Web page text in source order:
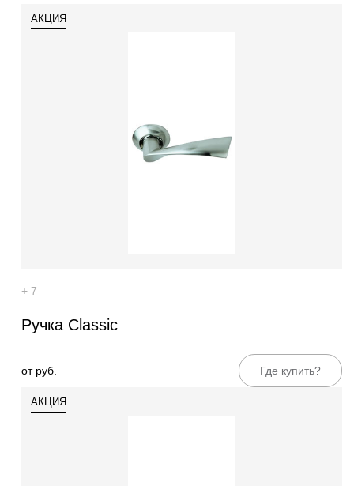
АКЦИЯ
+ 7
Ручка Classic
от руб. Где купить?
АКЦИЯ